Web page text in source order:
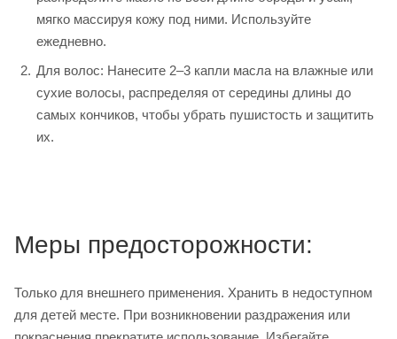
мягко массируя кожу под ними. Используйте
ежедневно.
Для волос: Нанесите 2–3 капли масла на влажные или
сухие волосы, распределяя от середины длины до
самых кончиков, чтобы убрать пушистость и защитить
их.
Меры предосторожности:
Только для внешнего применения. Хранить в недоступном
для детей месте. При возникновении раздражения или